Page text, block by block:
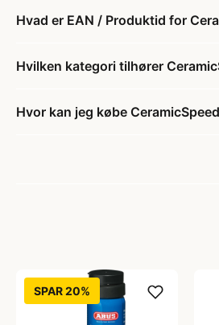
Hvad er EAN / Produktid for
Hvilken kategori tilhører
Hvor kan jeg købe
SPAR 20%